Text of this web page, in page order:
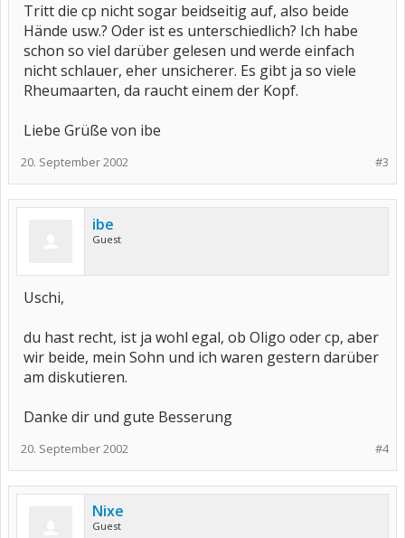
Tritt die cp nicht sogar beidseitig auf, also beide
Hände usw.? Oder ist es unterschiedlich? Ich habe
schon so viel darüber gelesen und werde einfach
nicht schlauer, eher unsicherer. Es gibt ja so viele
Rheumaarten, da raucht einem der Kopf.
Liebe Grüße von ibe
#3
20. September 2002
ibe
Guest
Uschi,
du hast recht, ist ja wohl egal, ob Oligo oder cp, aber
wir beide, mein Sohn und ich waren gestern darüber
am diskutieren.
Danke dir und gute Besserung
#4
20. September 2002
Nixe
Guest